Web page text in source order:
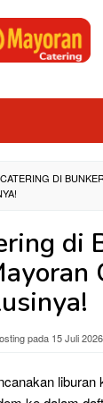
DI
di
pada 15 Juli 2026
liburan